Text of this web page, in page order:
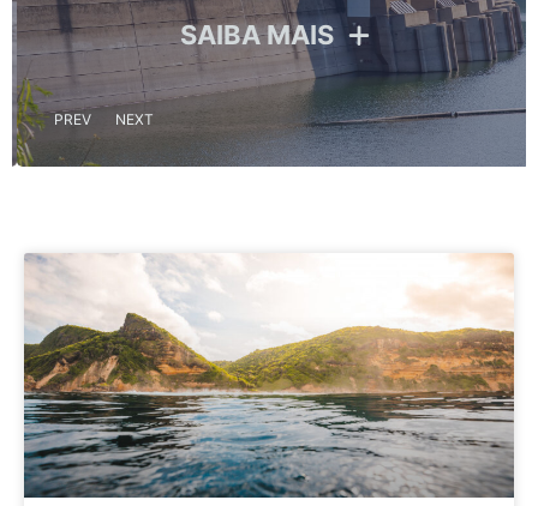
SAIBA MAIS
PREV NEXT